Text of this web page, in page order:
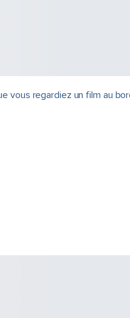
regardiez un film au